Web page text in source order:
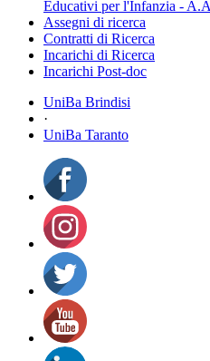
Educativi per l'Infanzia -
Assegni di ricerca
Contratti di Ricerca
Incarichi di Ricerca
Incarichi Post-doc
UniBa Brindisi
·
UniBa Taranto